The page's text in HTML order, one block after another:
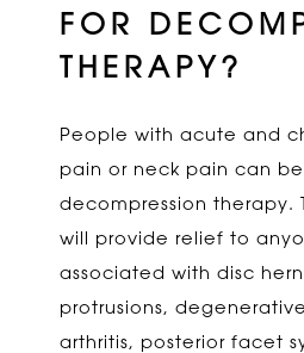
FOR
THERAPY?
People with acute and
pain or neck pain can
decompression therapy.
will provide relief to
associated with disc
protrusions,
arthritis, posterior facet